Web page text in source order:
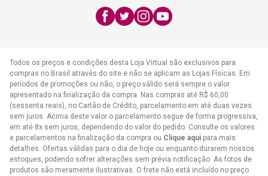
atendimento@cpad.com.br
Todos os preços e condições desta Loja Virtual são exclusivos para
compras no Brasil através do site e não se aplicam as Lojas Físicas. Em
períodos de promoções ou não, o preço válido será sempre o valor
apresentado na finalização da compra. Nas compras até R$ 60,00
(sessenta reais), no Cartão de Crédito, parcelamento em até duas vezes
sem juros. Acima deste valor o parcelamento segue de forma progressiva,
em até 8x sem juros, dependendo do valor do pedido. Consulte os valores
e parcelamentos na finalização da compra ou Clique aqui para mais
detalhes. Ofertas válidas para o dia de hoje ou enquanto durarem nossos
estoques, podendo sofrer alterações sem prévia notificação. As fotos de
produtos são meramente ilustrativas. O frete não está incluído no preço